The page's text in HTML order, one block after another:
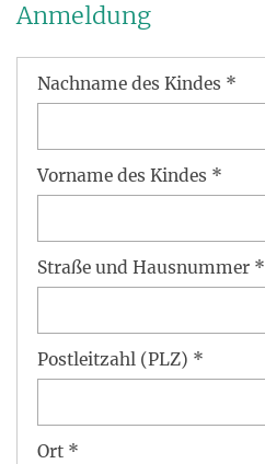
Anmeldung
Nachname des Kindes *
Vorname des Kindes *
Straße und Hausnummer *
Postleitzahl (PLZ) *
Ort *